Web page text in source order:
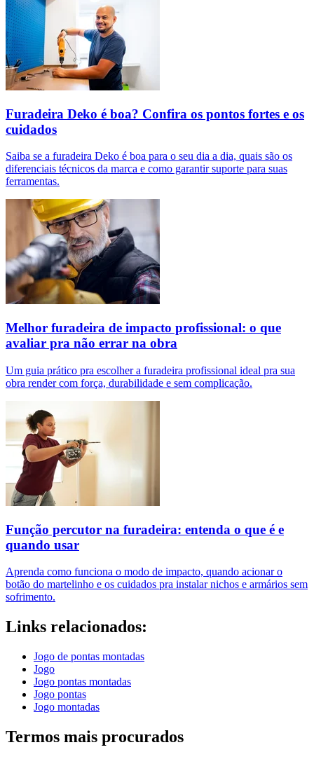
Furadeira Deko é boa? Confira os pontos fortes e os
cuidados
Saiba se a furadeira Deko é boa para o seu dia a dia, quais são os
diferenciais técnicos da marca e como garantir suporte para suas
ferramentas.
Melhor furadeira de impacto profissional: o que
avaliar pra não errar na obra
Um guia prático pra escolher a furadeira profissional ideal pra sua
obra render com força, durabilidade e sem complicação.
Função percutor na furadeira: entenda o que é e
quando usar
Aprenda como funciona o modo de impacto, quando acionar o
botão do martelinho e os cuidados pra instalar nichos e armários sem
sofrimento.
Links relacionados:
Jogo de pontas montadas
Jogo
Jogo pontas montadas
Jogo pontas
Jogo montadas
Termos mais procurados